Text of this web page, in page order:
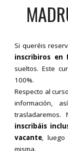
Si queréis
inscribiros en
sueltos. Este
100%.
Respecto al
información,
trasladaremos.
inscribáis
vacante, luego
misma.